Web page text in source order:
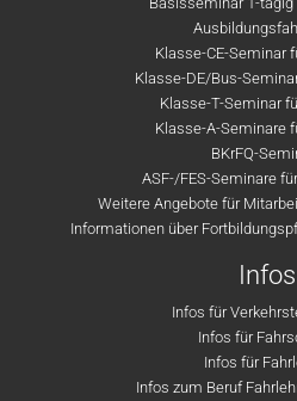
Klasse-CE-Seminar
Klasse-DE/Bus-
Klasse-T-Seminar
Klasse-A-Seminare
BKrFQ-
ASF-/FES-Seminare
Weitere Angebote für
Informationen über
Infos
Infos für
Infos für
Infos für
Infos zum Beruf